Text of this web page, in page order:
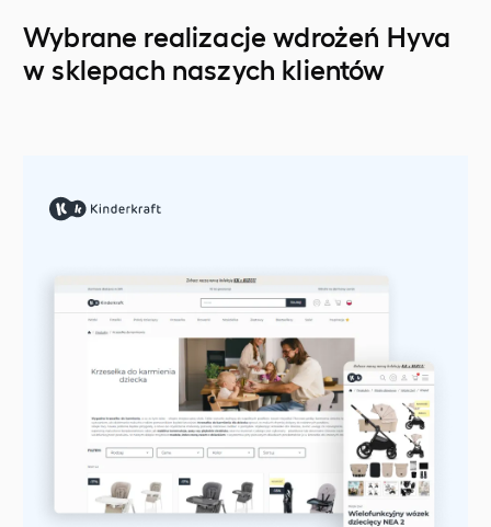
Wybrane realizacje wdrożeń Hyva
w sklepach naszych klientów